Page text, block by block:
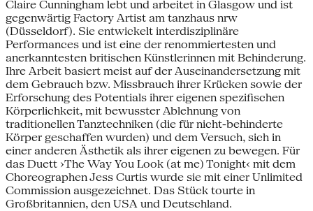
Claire Cunningham lebt und arbeitet in Glasgow und ist
gegenwärtig Factory Artist am tanzhaus nrw
(Düsseldorf). Sie entwickelt interdisziplinäre
Performances und ist eine der renommiertesten und
anerkanntesten britischen Künstlerinnen mit Behinderung.
Ihre Arbeit basiert meist auf der Auseinandersetzung mit
dem Gebrauch bzw. Missbrauch ihrer Krücken sowie der
Erforschung des Potentials ihrer eigenen spezifischen
Körperlichkeit, mit bewusster Ablehnung von
traditionellen Tanztechniken (die für nicht-behinderte
Körper geschaffen wurden) und dem Versuch, sich in
einer anderen Ästhetik als ihrer eigenen zu bewegen. Für
das Duett ›The Way You Look (at me) Tonight‹ mit dem
Choreographen Jess Curtis wurde sie mit einer Unlimited
Commission ausgezeichnet. Das Stück tourte in
Großbritannien, den USA und Deutschland.